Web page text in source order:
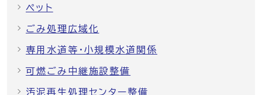
ペット
ごみ処理広域化
専用水道等・小規模水道関係
可燃ごみ中継施設整備
汚泥再生処理センター整備